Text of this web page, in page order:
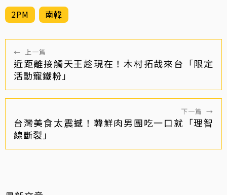
2PM 南韓
← 上一篇
近距離接觸天王趁現在！木村拓哉來台「限定
活動寵鐵粉」
下一篇 →
台灣美食太震撼！韓鮮肉男團吃一口就「理智
線斷裂」